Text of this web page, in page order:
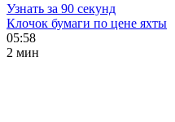
Узнать за 90 секунд
Клочок бумаги по цене яхты
05:58
2 мин